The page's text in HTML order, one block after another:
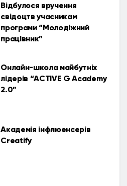
Відбулося вручення
свідоцтв учасникам
програми “Молодіжний
працівник”
Онлайн-школа майбутніх
лідерів “ACTIVE G Academy
2.0”
Академія інфлюенсерів
Creatify